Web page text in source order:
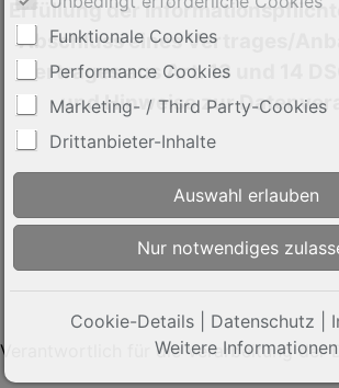
Erfüllung der
Abschluss eines Vertrages/
Vertrages aus Art. 13 und 14
und Hinweise zur
Name und Kontaktdaten des für
Verantwortlichen
Verantwortlich für die Verarbeitung der
Funktionale Cookies
Performance Cookies
Marketing- / Third Party-Cookies
Drittanbieter-Inhalte
Cookie-Details Datenschutz
Weitere Informationen